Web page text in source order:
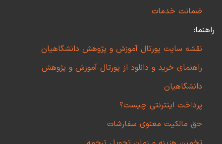
ضمانت خدمات
راهنما:
نقشه سایت پورتال آموزش و پژوهش دانشگاهیان
راهنمای خرید و دانلود از پورتال آموزش و پژوهش
دانشگاهیان
پرداخت اینترنتی چیست؟
حق مالکیت معنوی سفارشات